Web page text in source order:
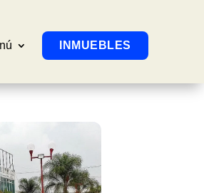
INMUEBLES